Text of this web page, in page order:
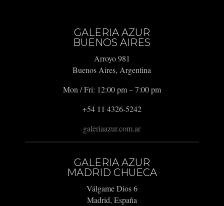
GALERIA AZUR
BUENOS AIRES
Arroyo 981
Buenos Aires, Argentina
Mon / Fri: 12:00 pm – 7:00 pm
+54 11 4326-5242
galeriaazur.com.ar
GALERIA AZUR
MADRID CHUECA
Válgame Dios 6
Madrid, España